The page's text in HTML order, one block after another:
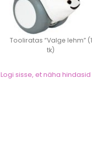
Tooliratas “Valge lehm” (1
tk)
Logi sisse, et näha hindasid